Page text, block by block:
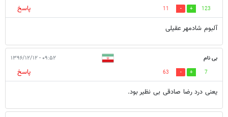
123
11
پاسخ
آلبوم شادمهر عقیلی
بی نام ۰۹:۵۲ - ۱۳۹۶/۱۲/۱۲
7
63
پاسخ
یعنی درد رضا صادقی بی نظیر بود.